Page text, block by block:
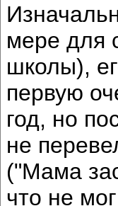
мере для
школы),
первую
год, но
не
("Мама
что не